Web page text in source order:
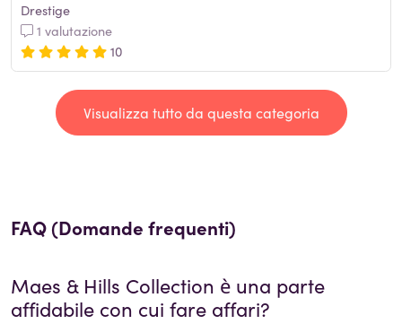
Drestige
1 valutazione
10
Visualizza tutto da questa categoria
FAQ (Domande frequenti)
Maes & Hills Collection è una parte
affidabile con cui fare affari?